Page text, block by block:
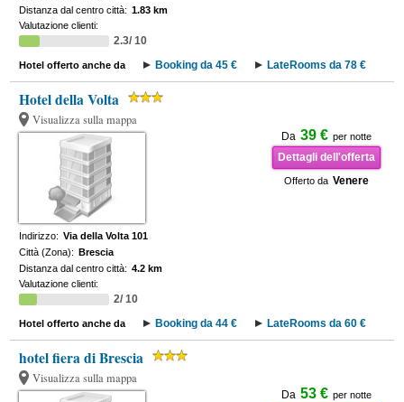
Distanza dal centro città: 1.83 km
Valutazione clienti:
2.3/ 10
Hotel offerto anche da Booking da 45 € LateRooms da 78 €
Hotel della Volta
Visualizza sulla mappa
Da 39 € per notte
Dettagli dell'offerta
Offerto da Venere
Indirizzo: Via della Volta 101
Città (Zona): Brescia
Distanza dal centro città: 4.2 km
Valutazione clienti:
2/ 10
Hotel offerto anche da Booking da 44 € LateRooms da 60 €
hotel fiera di Brescia
Visualizza sulla mappa
Da 53 € per notte